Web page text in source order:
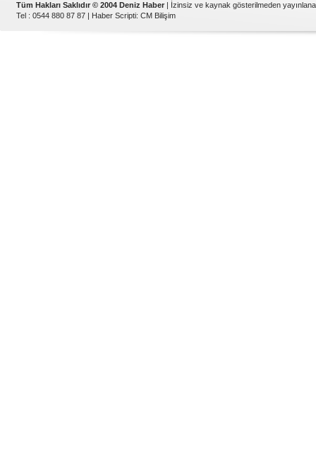
Tüm Hakları Saklıdır © 2004 Deniz Haber | İzinsiz ve kaynak gösterilmeden
Tel : 0544 880 87 87 | Haber Scripti: CM Bilişim